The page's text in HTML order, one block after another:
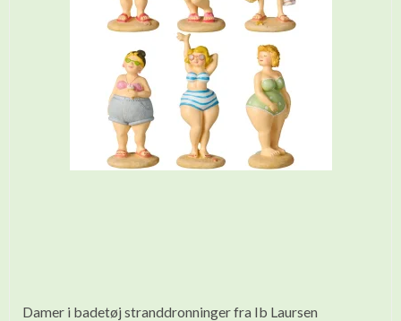
Damer i badetøj stranddronninger fra Ib Laursen